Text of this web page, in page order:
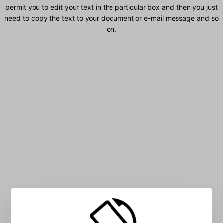
permit you to edit your text in the particular box and then you just
need to copy the text to your document or e-mail message and so
on.
Type Marathi characters into the box: